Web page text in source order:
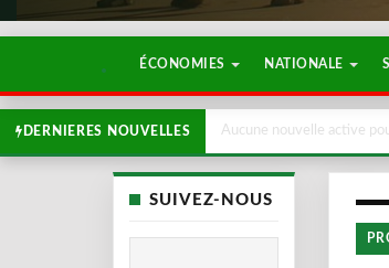
ÉCONOMIES NATIONALE
DERNIERES NOUVELLES Aucune nouvelle active
SUIVEZ-NOUS